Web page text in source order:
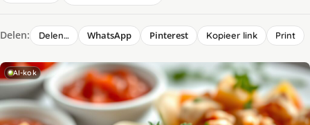
Delen: Delen… WhatsApp Pinterest Kopieer link Print
AI-kok